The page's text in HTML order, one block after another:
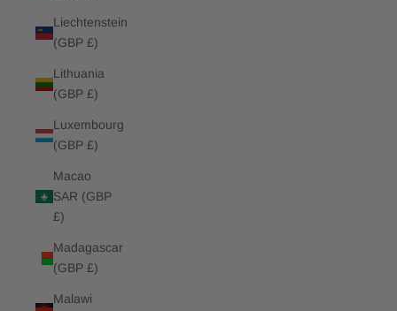
Liechtenstein
(GBP £)
Lithuania
(GBP £)
Luxembourg
(GBP £)
Macao
SAR (GBP
£)
Madagascar
(GBP £)
Malawi